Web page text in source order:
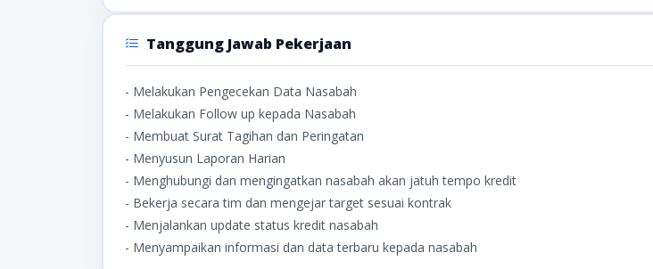
Tanggung Jawab Pekerjaan
- Melakukan Pengecekan Data Nasabah
- Melakukan Follow up kepada Nasabah
- Membuat Surat Tagihan dan Peringatan
- Menyusun Laporan Harian
- Menghubungi dan mengingatkan nasabah akan jatuh tempo kredit
- Bekerja secara tim dan mengejar target sesuai kontrak
- Menjalankan update status kredit nasabah
- Menyampaikan informasi dan data terbaru kepada nasabah